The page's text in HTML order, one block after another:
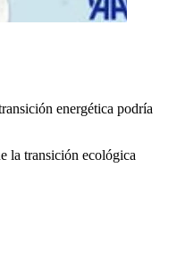
energética podría
la transición ecológica